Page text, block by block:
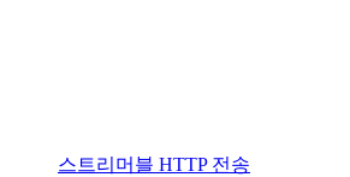
스트리머블 HTTP 전송